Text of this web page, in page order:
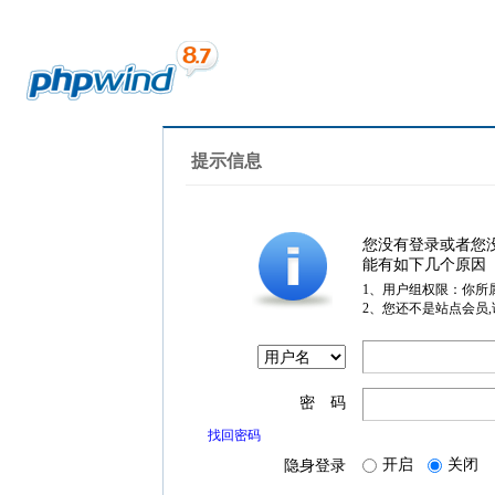
提示信息
您没有登录或者您
能有如下几个原因
1、用户组权限：你所
2、您还不是站点会员
密 码
找回密码
隐身登录 开启 关闭